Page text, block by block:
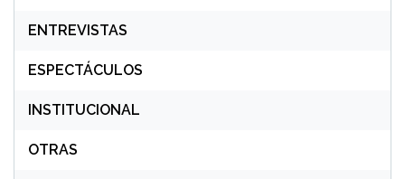
ENTREVISTAS
ESPECTÁCULOS
INSTITUCIONAL
OTRAS